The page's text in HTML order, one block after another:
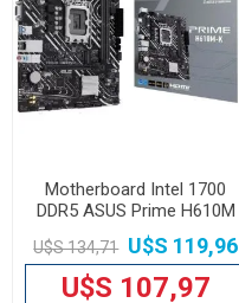
Motherboard Intel 1700
DDR5 ASUS Prime H610M
U$S 134,71 U$S 119,96
U$S 107,97